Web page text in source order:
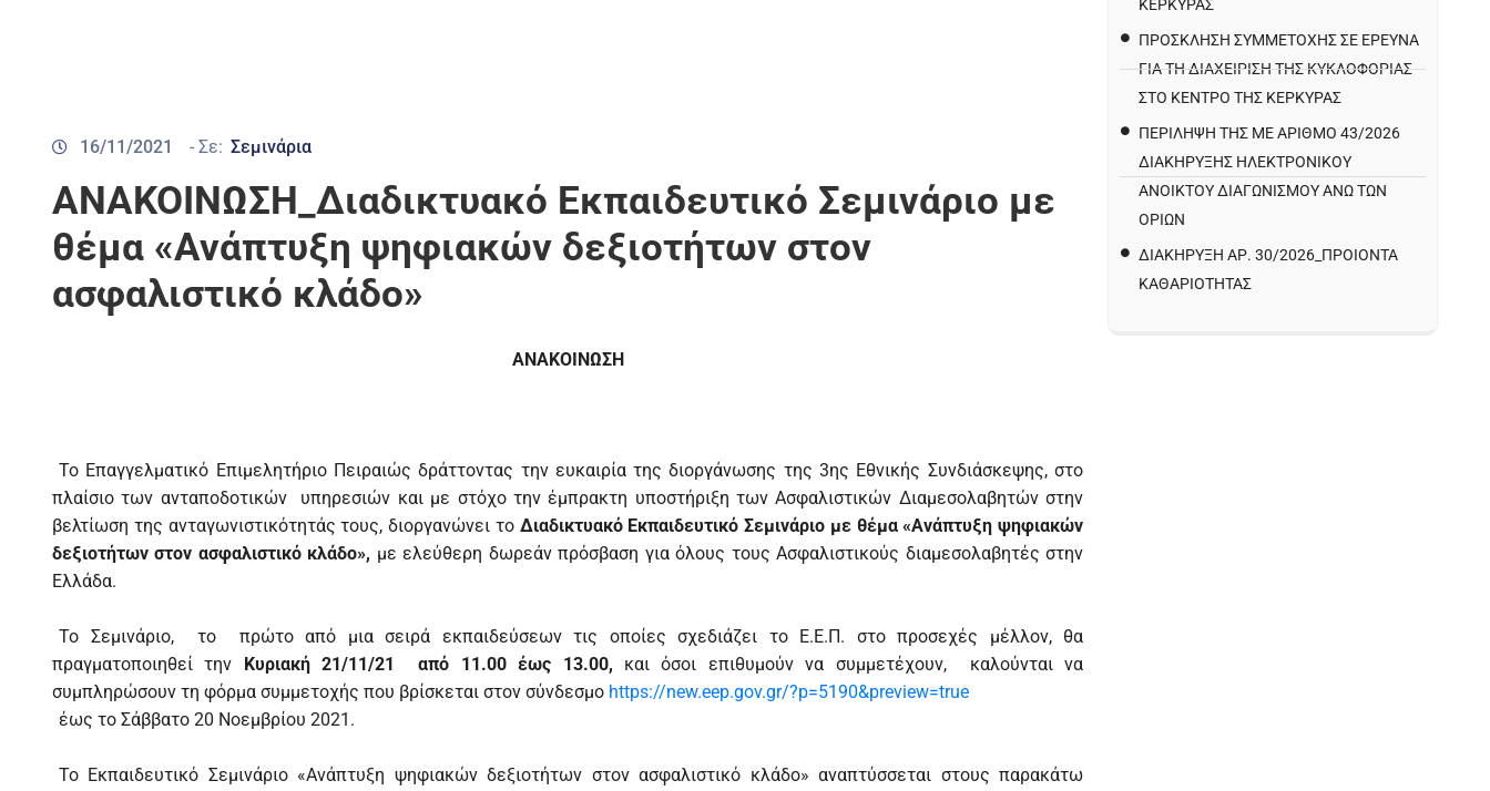
16/11/2021 - Σε: Σεμινάρια
ΑΝΑΚΟΙΝΩΣΗ_Διαδικτυακό Εκπαιδευτικό Σεμινάριο με
θέμα «Ανάπτυξη ψηφιακών δεξιοτήτων στον
ασφαλιστικό κλάδο»
ΑΝΑΚΟΙΝΩΣΗ
Το Επαγγελματικό Επιμελητήριο Πειραιώς δράττοντας την ευκαιρία της διοργάνωσης της 3ης Εθνικής Συνδιάσκεψης, στο
πλαίσιο των ανταποδοτικών υπηρεσιών και με στόχο την έμπρακτη υποστήριξη των Ασφαλιστικών Διαμεσολαβητών στην
βελτίωση της ανταγωνιστικότητάς τους, διοργανώνει το Διαδικτυακό Εκπαιδευτικό Σεμινάριο με θέμα «Ανάπτυξη ψηφιακών
δεξιοτήτων στον ασφαλιστικό κλάδο», με ελεύθερη δωρεάν πρόσβαση για όλους τους Ασφαλιστικούς διαμεσολαβητές στην
Ελλάδα.
Το Σεμινάριο, το πρώτο από μια σειρά εκπαιδεύσεων τις οποίες σχεδιάζει το Ε.Ε.Π. στο προσεχές μέλλον, θα
πραγματοποιηθεί την Κυριακή 21/11/21 από 11.00 έως 13.00, και όσοι επιθυμούν να συμμετέχουν, καλούνται να
συμπληρώσουν τη φόρμα συμμετοχής που βρίσκεται στον σύνδεσμο https://new.eep.gov.gr/?p=5190&preview=true
έως το Σάββατο 20 Νοεμβρίου 2021.
Το Εκπαιδευτικό Σεμινάριο «Ανάπτυξη ψηφιακών δεξιοτήτων στον ασφαλιστικό κλάδο» αναπτύσσεται στους παρακάτω
ΚΕΡΚΥΡΑΣ
ΠΡΌΣΚΛΗΣΗ ΣΥΜΜΕΤΟΧΉΣ ΣΕ ΈΡΕΥΝΑ
ΓΙΑ ΤΗ ΔΙΑΧΕΊΡΙΣΗ ΤΗΣ ΚΥΚΛΟΦΟΡΊΑΣ
ΣΤΟ ΚΈΝΤΡΟ ΤΗΣ ΚΈΡΚΥΡΑΣ
ΠΕΡΙΛΗΨΗ ΤΗΣ ΜΕ ΑΡΙΘΜΟ 43/2026
ΔΙΑΚΗΡΥΞΗΣ ΗΛΕΚΤΡΟΝΙΚΟΥ
ΑΝΟΙΚΤΟΥ ΔΙΑΓΩΝΙΣΜΟΥ ΑΝΩ ΤΩΝ
ΟΡΙΩΝ
ΔΙΑΚΉΡΥΞΗ ΑΡ. 30/2026_ΠΡΟΙΌΝΤΑ
ΚΑΘΑΡΙΌΤΗΤΑΣ